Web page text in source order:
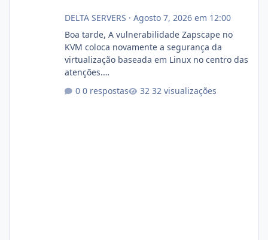
DELTA SERVERS · Agosto 7, 2026 em 12:00
Boa tarde, A vulnerabilidade Zapscape no
KVM coloca novamente a segurança da
virtualização baseada em Linux no centro das
atenções.
https://cloudlinux.statuspage.io/incidents/dlr
xjx23zz5f Criamos uma breve explicação:
0 respostas 32 visualizações